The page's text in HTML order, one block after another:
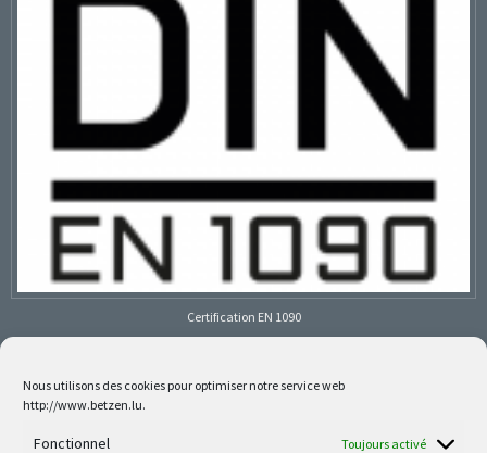
Nous utilisons des cookies pour optimiser notre service web
http://www.betzen.lu.
Fonctionnel Toujours activé
Certification EN 1090
Follow us on social media